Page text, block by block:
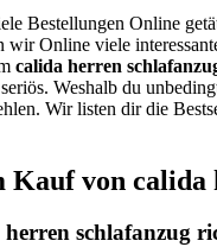
Bestellungen Online
wir Online viele
calida herren
Weshalb du
Wir listen dir die
von calida
schlafanzug